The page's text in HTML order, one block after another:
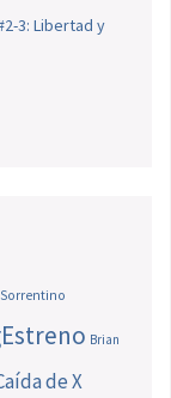
3: Libertad y
Brian
de X